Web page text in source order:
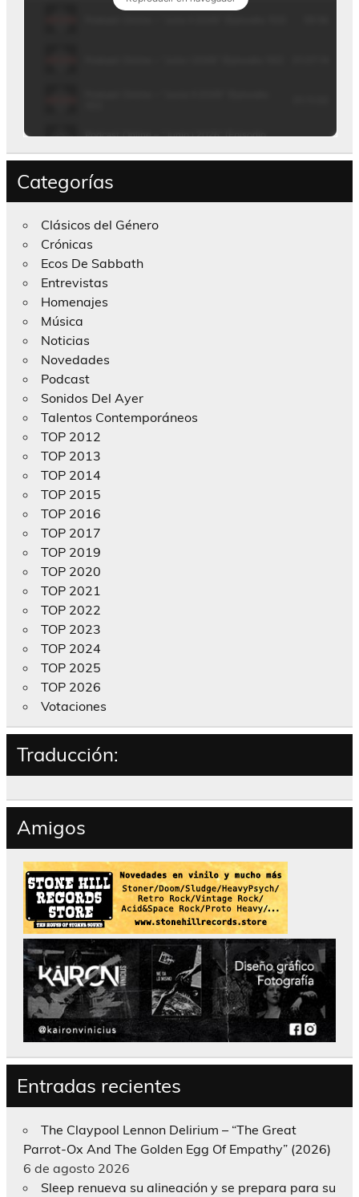
Categorías
Clásicos del Género
Crónicas
Ecos De Sabbath
Entrevistas
Homenajes
Música
Noticias
Novedades
Podcast
Sonidos Del Ayer
Talentos Contemporáneos
TOP 2012
TOP 2013
TOP 2014
TOP 2015
TOP 2016
TOP 2017
TOP 2019
TOP 2020
TOP 2021
TOP 2022
TOP 2023
TOP 2024
TOP 2025
TOP 2026
Votaciones
Traducción:
Amigos
Entradas recientes
The Claypool Lennon Delirium – “The Great
Parrot-Ox And The Golden Egg Of Empathy” (2026)
6 de agosto 2026
Sleep renueva su alineación y se prepara para su